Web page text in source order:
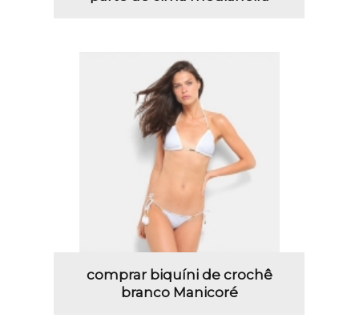
comprar biquíni de crochê
branco Manicoré